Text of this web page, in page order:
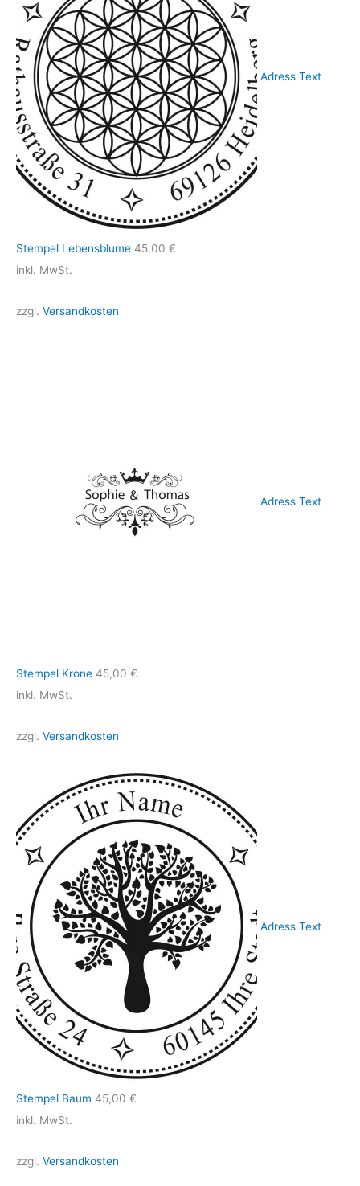
Adress Text
Stempel Lebensblume 45,00 €
inkl. MwSt.
zzgl. Versandkosten
Adress Text
Stempel Krone 45,00 €
inkl. MwSt.
zzgl. Versandkosten
Adress Text
Stempel Baum 45,00 €
inkl. MwSt.
zzgl. Versandkosten